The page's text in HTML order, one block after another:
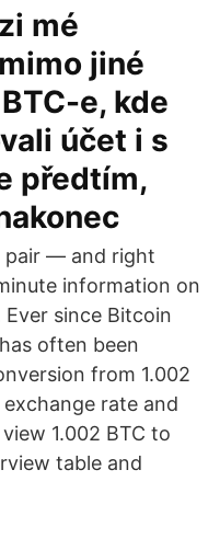
mé
jiné
e, kde
účet i s
předtím,
pair — and right
information on
since Bitcoin
often been
from 1.002
rate and
1.002 BTC to
table and